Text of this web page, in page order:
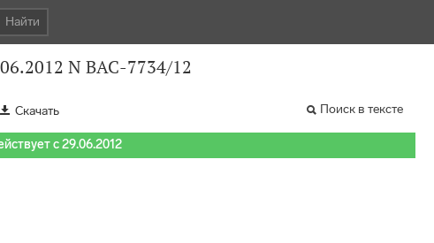
Найти
N ВАС-7734/12
Скачать Поиск в тексте
с 29.06.2012